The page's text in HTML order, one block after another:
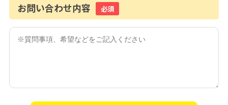
お問い合わせ内容 必須